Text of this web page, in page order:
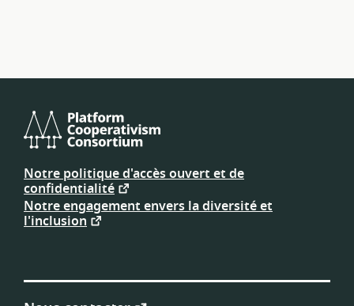
Consortium
de
plateforme
coopérative
Notre politique d'accès ouvert et de
confidentialité
Notre engagement envers la diversité et
l'inclusion